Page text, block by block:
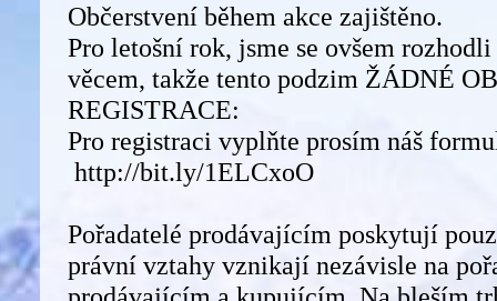
Občerstvení během akce zajištěno.
Pro letošní rok, jsme se ovšem
věcem, takže tento podzim ŽÁDNÉ
REGISTRACE:
Pro registraci vyplňte prosím náš
http://bit.ly/1ELCxoO
Pořadatelé prodávajícím poskytují
právní vztahy vznikají nezávisle na